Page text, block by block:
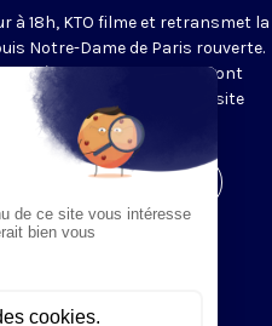
à 18h, KTO filme et retransmet la
Notre-Dame de Paris rouverte.
Vêpres et de la messe sont
ceux qu’indiquent le site
la page de l'émission